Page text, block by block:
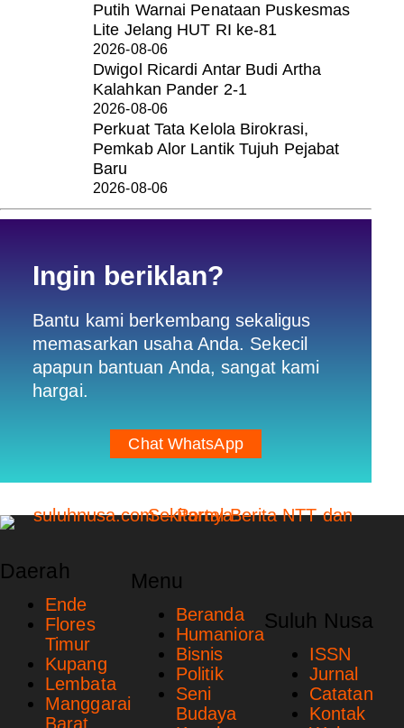
Putih Warnai Penataan Puskesmas
Lite Jelang HUT RI ke-81
2026-08-06
Dwigol Ricardi Antar Budi Artha
Kalahkan Pander 2-1
2026-08-06
Perkuat Tata Kelola Birokrasi,
Pemkab Alor Lantik Tujuh Pejabat
Baru
2026-08-06
Ingin beriklan?
Bantu kami berkembang sekaligus
memasarkan usaha Anda. Sekecil
apapun bantuan Anda, sangat kami
hargai.
Chat WhatsApp
Daerah
Ende
Flores
Timur
Kupang
Lembata
Manggarai
Barat
Menu
Beranda
Humaniora
Bisnis
Politik
Seni
Budaya
Suluh Nusa
ISSN
Jurnal
Catatan
Kontak